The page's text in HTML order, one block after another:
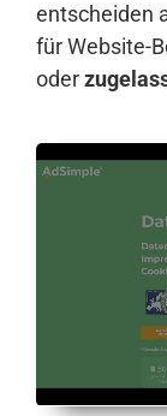
entscheiden
für Website-
oder